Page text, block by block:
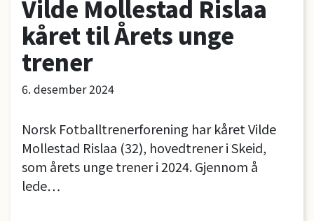
6. desember 2024
Vilde Mollestad Rislaa
kåret til Årets unge
trener
Norsk Fotballtrenerforening har kåret Vilde
Mollestad Rislaa (32), hovedtrener i Skeid,
som årets unge trener i 2024. Gjennom å
lede…